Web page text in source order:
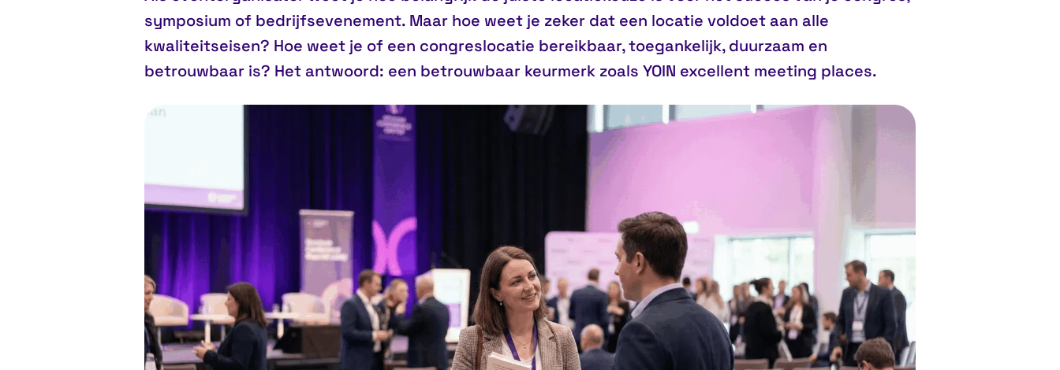
symposium of bedrijfsevenement. Maar hoe weet je zeker dat een locatie voldoet aan alle
kwaliteitseisen? Hoe weet je of een congreslocatie bereikbaar, toegankelijk, duurzaam en
betrouwbaar is? Het antwoord: een betrouwbaar keurmerk zoals YOIN excellent meeting places.